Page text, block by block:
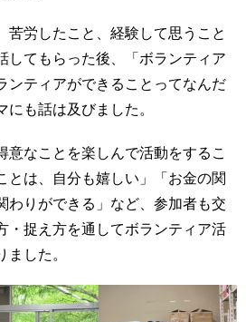
苦労したこと、経験して思うこと
してもらった後、「ボランティア
ンティアができることってなんだ
も話は及びました。
意なことを楽しんで活動をするこ
とは、自分も嬉しい」「お金の関
わりができる」など、参加者も交
・捉え方を通してボランティア活
した。